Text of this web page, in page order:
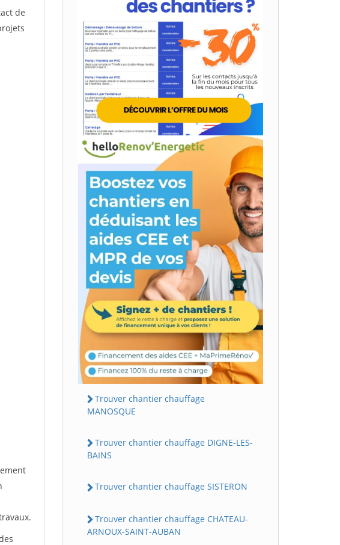
de
Trouver chantier chauffage
MANOSQUE
Trouver chantier chauffage DIGNE-LES-
BAINS
Trouver chantier chauffage SISTERON
Trouver chantier chauffage CHATEAU-
ARNOUX-SAINT-AUBAN